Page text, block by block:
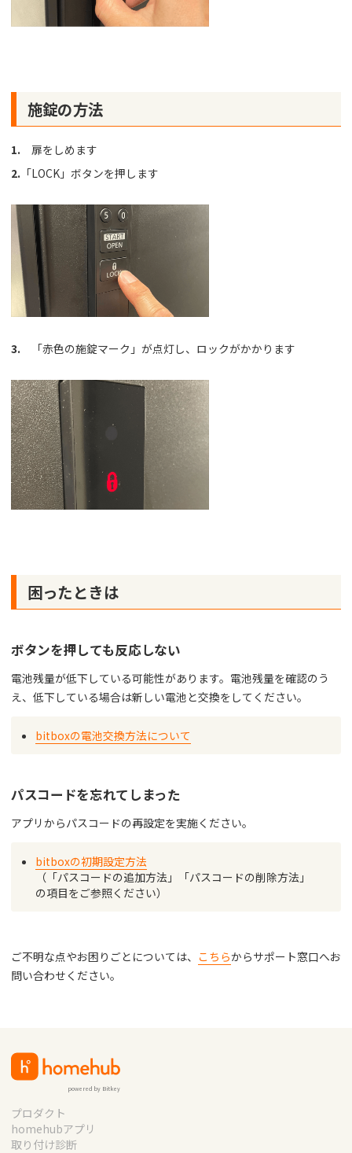
施錠の方法
1. 扉をしめます
2. 「LOCK」ボタンを押します
3. 「赤色の施錠マーク」が点灯し、ロックがかかります
困ったときは
ボタンを押しても反応しない
電池残量が低下している可能性があります。電池残量を確認のう
え、低下している場合は新しい電池と交換をしてください。
bitboxの電池交換方法について
パスコードを忘れてしまった
アプリからパスコードの再設定を実施ください。
bitboxの初期設定方法
（「パスコードの追加方法」「パスコードの削除方法」
の項目をご参照ください）
ご不明な点やお困りごとについては、 こちらからサポート窓口へお
問い合わせください。
powered by Bitkey
プロダクト
homehubアプリ
取り付け診断